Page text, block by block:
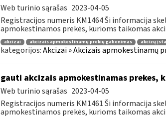
Web turinio sąrašas 2023-04-05
Registracijos numeris KM1464 Ši informacija
apmokestinamos prekės, kurioms taikomas
akcizai akcizais apmokestinamų prekių gabenimas akcizų
kategorijos:Akcizai » Akcizais apmokestinamų
gauti akcizais apmokestinamas prekes,
Web turinio sąrašas 2023-04-05
Registracijos numeris KM1461 Ši informacija
apmokestinamos prekės, kurioms taikomas